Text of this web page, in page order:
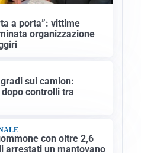
a porta”: vittime
organizzazione
sui camion:
controlli tra
con oltre 2,6
arrestati un mantovano